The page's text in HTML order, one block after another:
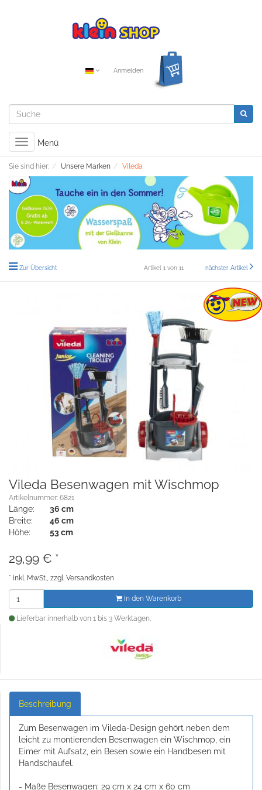
Anmelden
Toggle
navigation
Menü
Sie sind hier: Unsere Marken Vileda
Zur Übersicht Artikel 1 von 11 nächster Artikel
Vileda Besenwagen mit Wischmop
Artikelnummer: 6821
Länge:
36 cm
Breite:
46 cm
Höhe:
53 cm
29,99 € *
* inkl. MwSt., zzgl. Versandkosten
In den Warenkorb
Lieferbar innerhalb von 1 bis 3 Werktagen.
Beschreibung
Zum Besenwagen im Vileda-Design gehört neben dem
leicht zu montierenden Besenwagen ein Wischmop, ein
Eimer mit Aufsatz, ein Besen sowie ein Handbesen mit
Handschaufel.
- Maße Besenwagen: 29 cm x 24 cm x 60 cm